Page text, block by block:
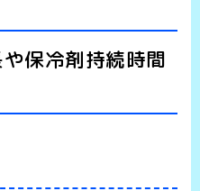
保冷剤持続時間